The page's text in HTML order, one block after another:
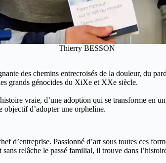
Thierry BESSON
des chemins entrecroisés de la douleur, du
grands génocides du XiXe et XXe siècle.
vraie, d’une adoption qui se transforme en
objectif d’adopter une orpheline.
d’entreprise. Passionné d’art sous toutes ces
relâche le passé familial, il trouve dans